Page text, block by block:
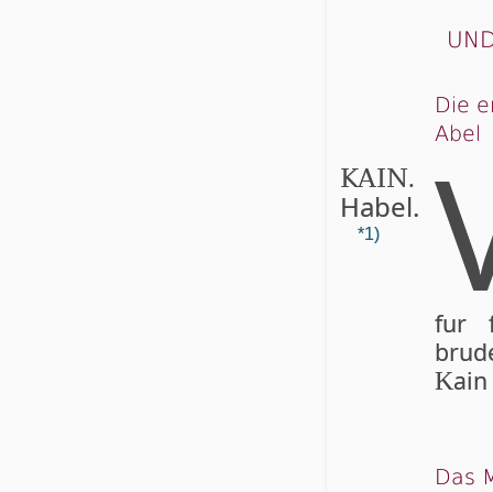
Die
Abel
KAIN.
Habel.
*1)
fur
Kain
Das